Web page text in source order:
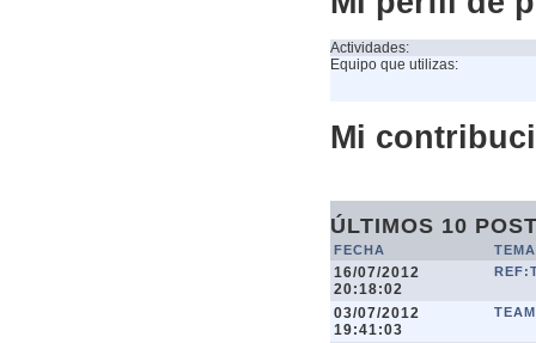
Actividades:
Equipo que utilizas:
Mi
ÚLTIMOS 10
FECHA TEMA
16/07/2012
20:18:02
03/07/2012
19:41:03